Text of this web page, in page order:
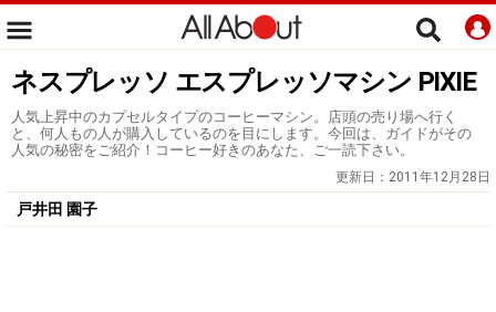
ネスプレッソ エスプレッソマシン PIXIE
人気上昇中のカプセルタイプのコーヒーマシン。店頭の売り場へ行く
と、何人もの人が購入しているのを目にします。今回は、ガイドがその
人気の秘密をご紹介！コーヒー好きのあなた、ご一読下さい。
更新日： 2011年12月28日
戸井田 園子